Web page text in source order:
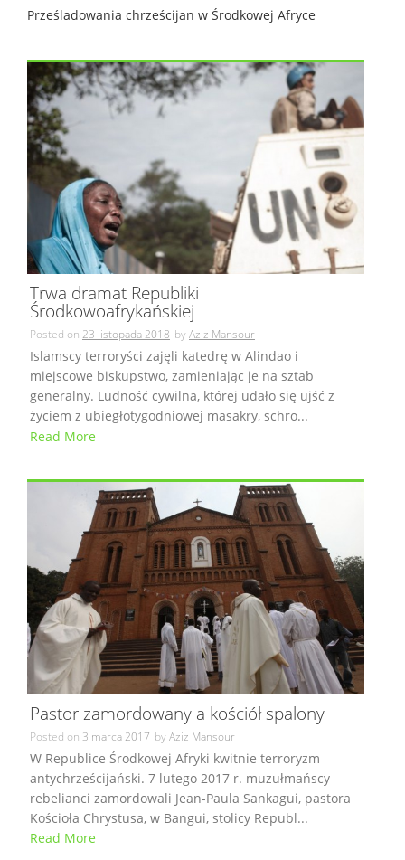
Prześladowania chrześcijan w Środkowej Afryce
Trwa dramat Republiki
Środkowoafrykańskiej
Posted on 23 listopada 2018 byAziz Mansour
Islamscy terroryści zajęli katedrę w Alindao i
miejscowe biskupstwo, zamieniając je na sztab
generalny. Ludność cywilna, której udało się ujść z
życiem z ubiegłotygodniowej masakry, schro...
Read More
Pastor zamordowany a kościół spalony
Posted on 3 marca 2017 byAziz Mansour
W Republice Środkowej Afryki kwitnie terroryzm
antychrześcijański. 7 lutego 2017 r. muzułmańscy
rebelianci zamordowali Jean-Paula Sankagui, pastora
Kościoła Chrystusa, w Bangui, stolicy Republ...
Read More